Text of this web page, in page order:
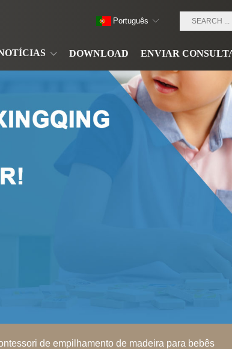
DOWNLOAD ENVIAR
Português
de empilhamento de madeira para bebês